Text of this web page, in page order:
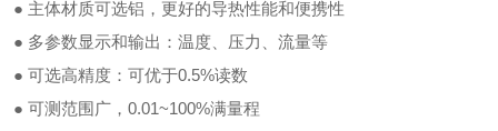
● 主体材质可选铝，更好的导热性能和便携性
● 多参数显示和输出：温度、压力、流量等
● 可选高精度：可优于0.5%读数
● 可测范围广，0.01~100%满量程